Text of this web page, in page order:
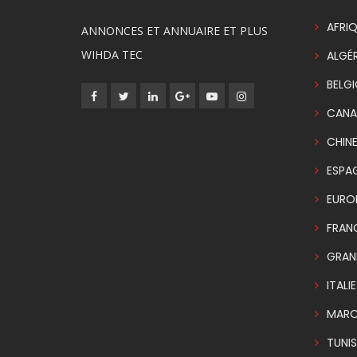
ANNONCES ET ANNUAIRE ET PLUS
WIHDA TEC
CHINE
ITALIE